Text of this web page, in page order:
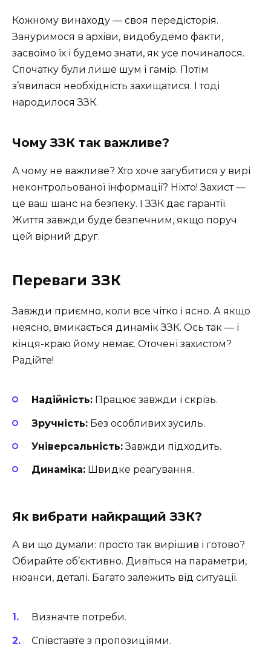
Кожному винаходу — своя передісторія.
Зануримося в архіви, видобудемо факти,
засвоїмо їх і будемо знати, як усе починалося.
Спочатку були лише шум і гамір. Потім
з’явилася необхідність захищатися. І тоді
народилося ЗЗК.
Чому ЗЗК так важливе?
А чому не важливе? Хто хоче загубитися у вирі
неконтрольованої інформації? Ніхто! Захист —
це ваш шанс на безпеку. І ЗЗК дає гарантії.
Життя завжди буде безпечним, якщо поруч
цей вірний друг.
Переваги ЗЗК
Завжди приємно, коли все чітко і ясно. А якщо
неясно, вмикається динамік ЗЗК. Ось так — і
кінця-краю йому немає. Оточені захистом?
Радійте!
Надійність: Працює завжди і скрізь.
Зручність: Без особливих зусиль.
Універсальність:Завжди підходить.
Динаміка: Швидке реагування.
Як вибрати найкращий ЗЗК?
А ви що думали: просто так вирішив і готово?
Обирайте об’єктивно. Дивіться на параметри,
нюанси, деталі. Багато залежить від ситуації.
Визначте потреби.
Співставте з пропозиціями.